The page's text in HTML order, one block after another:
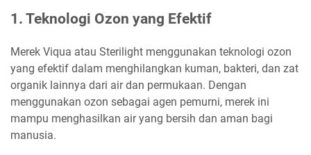
1. Teknologi Ozon yang Efektif
Merek Viqua atau Sterilight menggunakan teknologi ozon
yang efektif dalam menghilangkan kuman, bakteri, dan zat
organik lainnya dari air dan permukaan. Dengan
menggunakan ozon sebagai agen pemurni, merek ini
mampu menghasilkan air yang bersih dan aman bagi
manusia.